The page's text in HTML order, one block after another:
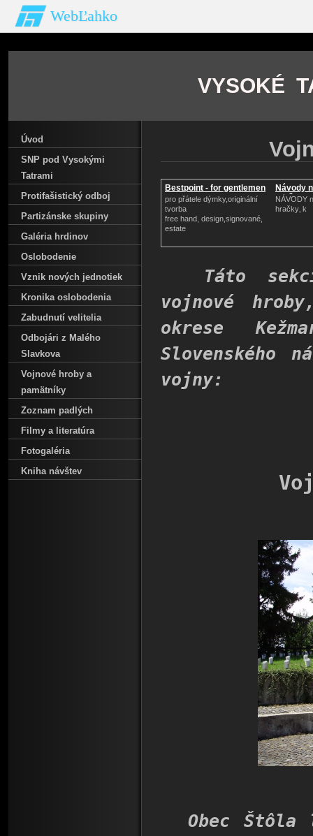
WebĽahko
VYSOKÉ
Bestpoint - for gentlemen
pro přátele dýmky,originální
tvorba
free hand, design,signované,
estate
Návody
hračk
NÁVODY
hračky‚ k
Táto
vojnové
okrese
Slovenského
vojny:
Obec Štôla
Úvod
SNP pod Vysokými
Tatrami
Protifašistický odboj
Partizánske skupiny
Galéria hrdinov
Oslobodenie
Vznik nových jednotiek
Kronika oslobodenia
Zabudnutí velitelia
Odbojári z Malého
Slavkova
Vojnové hroby a
pamätníky
Zoznam padlých
Filmy a literatúra
Fotogaléria
Kniha návštev